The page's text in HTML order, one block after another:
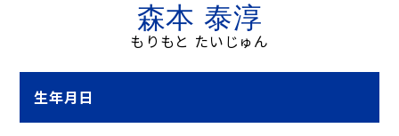
森本 泰淳
もりもと たいじゅん
生年月日